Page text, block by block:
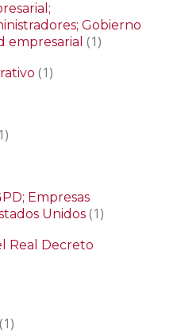
Gobierno
empresarial (1)
(1)
Empresas
Unidos (1)
Real Decreto
(1)